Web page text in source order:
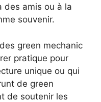
des amis ou à la
souvenir.
green mechanic
pratique pour
unique ou qui
de green
de soutenir les